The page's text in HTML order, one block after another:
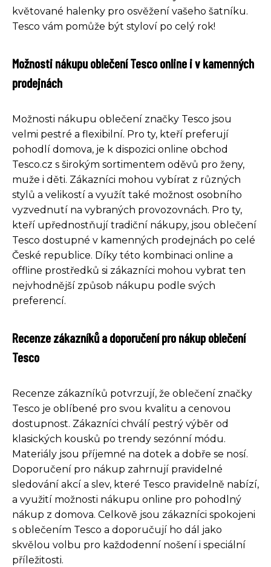
květované halenky pro osvěžení vašeho šatníku.
Tesco vám pomůže být styloví po celý rok!
Možnosti nákupu oblečení Tesco online i v kamenných
prodejnách
Možnosti nákupu oblečení značky Tesco jsou
velmi pestré a flexibilní. Pro ty, kteří preferují
pohodlí domova, je k dispozici online obchod
Tesco.cz s širokým sortimentem oděvů pro ženy,
muže i děti. Zákazníci mohou vybírat z různých
stylů a velikostí a využít také možnost osobního
vyzvednutí na vybraných provozovnách. Pro ty,
kteří upřednostňují tradiční nákupy, jsou oblečení
Tesco dostupné v kamenných prodejnách po celé
České republice. Díky této kombinaci online a
offline prostředků si zákazníci mohou vybrat ten
nejvhodnější způsob nákupu podle svých
preferencí.
Recenze zákazníků a doporučení pro nákup oblečení
Tesco
Recenze zákazníků potvrzují, že oblečení značky
Tesco je oblíbené pro svou kvalitu a cenovou
dostupnost. Zákazníci chválí pestrý výběr od
klasických kousků po trendy sezónní módu.
Materiály jsou příjemné na dotek a dobře se nosí.
Doporučení pro nákup zahrnují pravidelné
sledování akcí a slev, které Tesco pravidelně nabízí,
a využití možnosti nákupu online pro pohodlný
nákup z domova. Celkově jsou zákazníci spokojeni
s oblečením Tesco a doporučují ho dál jako
skvělou volbu pro každodenní nošení i speciální
příležitosti.